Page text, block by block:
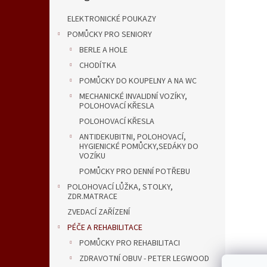
ELEKTRONICKÉ POUKAZY
POMŮCKY PRO SENIORY
BERLE A HOLE
CHODÍTKA
POMŮCKY DO KOUPELNY A NA WC
MECHANICKÉ INVALIDNÍ VOZÍKY,
POLOHOVACÍ KŘESLA
POLOHOVACÍ KŘESLA
ANTIDEKUBITNI, POLOHOVACÍ,
HYGIENICKÉ POMŮCKY,SEDÁKY DO
VOZÍKU
POMŮCKY PRO DENNÍ POTŘEBU
POLOHOVACÍ LŮŽKA, STOLKY,
ZDR.MATRACE
ZVEDACÍ ZAŘÍZENÍ
PÉČE A REHABILITACE
POMŮCKY PRO REHABILITACI
ZDRAVOTNÍ OBUV - PETER LEGWOOD